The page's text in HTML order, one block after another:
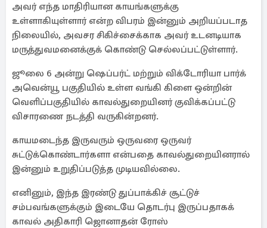
அவர் எந்த மாதிரியான காயங்களுக்கு
உள்ளாகியுள்ளார் என்ற விபரம் இன்னும் அறியப்படாத
நிலையில், அவசர சிகிச்சைக்காக அவர் உடனடியாக
மருத்துவமனைக்குக் கொண்டு செல்லப்பட்டுள்ளார்.
ஜூலை 6 அன்று ஷெப்பர்ட் மற்றும் விக்டோரியா பார்க்
அவென்யூ பகுதியில் உள்ள வங்கி கிளை ஒன்றின்
வெளிப்பகுதியில் காவல்துறையினர் குவிக்கப்பட்டு
விசாரணை நடத்தி வருகின்றனர்.
காயமடைந்த இருவரும் ஒருவரை ஒருவர்
சுட்டுக்கொண்டார்களா என்பதை காவல்துறையினரால்
இன்னும் உறுதிப்படுத்த முடியவில்லை.
எனினும், இந்த இரண்டு துப்பாக்கிச் சூட்டுச்
சம்பவங்களுக்கும் இடையே தொடர்பு இருப்பதாகக்
காவல் அதிகாரி ஜொனாதன் ரோஸ்